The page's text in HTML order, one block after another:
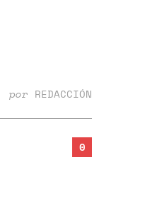
por REDACCIÓN
0